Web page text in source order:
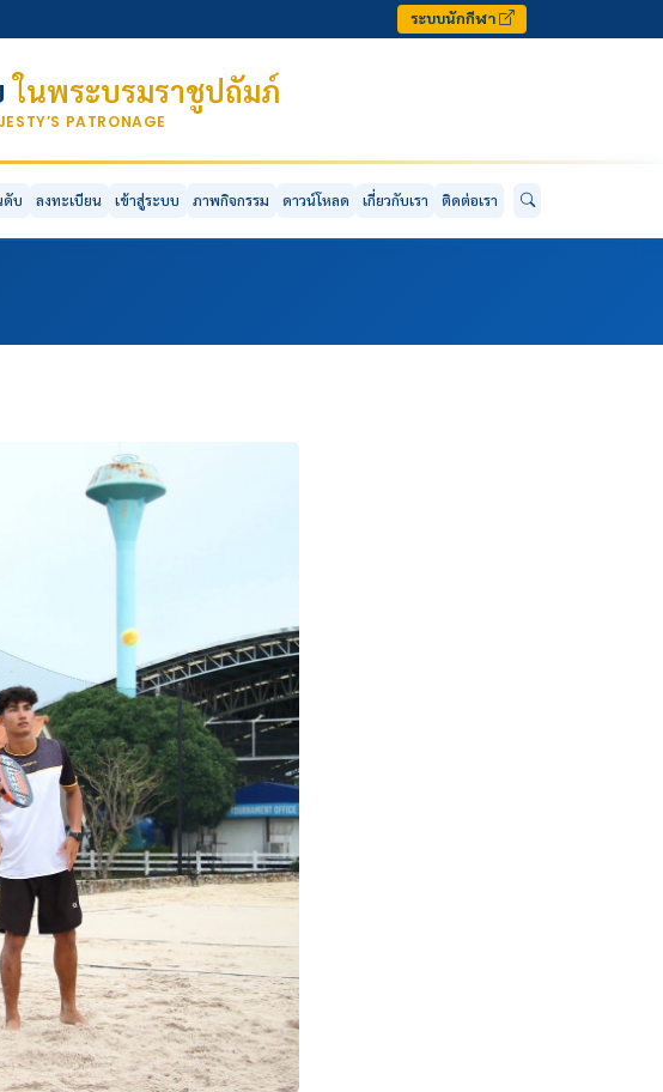
ระบบนักกีฬา
ในพระบรมราชูปถัมภ์
PATRONAGE
ดับ ลงทะเบียน เข้าสู่ระบบ ภาพกิจกรรม ดาวน์โหลด เกี่ยวกับเรา ติดต่อเรา